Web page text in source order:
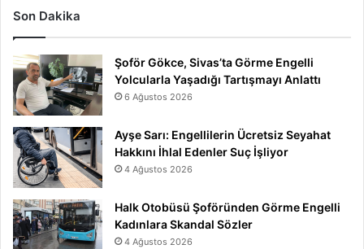
Son Dakika
Şoför Gökce, Sivas’ta Görme Engelli
Yolcularla Yaşadığı Tartışmayı Anlattı
6 Ağustos 2026
Ayşe Sarı: Engellilerin Ücretsiz Seyahat
Hakkını İhlal Edenler Suç İşliyor
4 Ağustos 2026
Halk Otobüsü Şoföründen Görme Engelli
Kadınlara Skandal Sözler
4 Ağustos 2026